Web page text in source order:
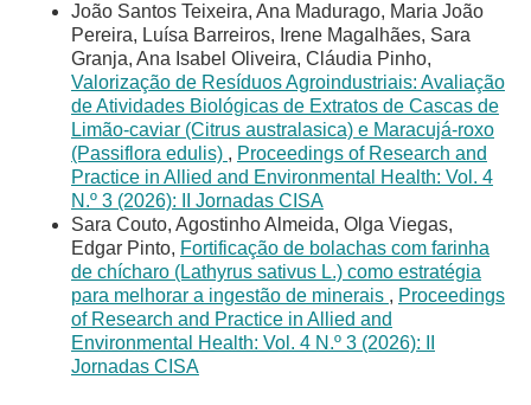
João Santos Teixeira, Ana Madurago, Maria João
Pereira, Luísa Barreiros, Irene Magalhães, Sara
Granja, Ana Isabel Oliveira, Cláudia Pinho,
Valorização de Resíduos Agroindustriais: Avaliação
de Atividades Biológicas de Extratos de Cascas de
Limão-caviar (Citrus australasica) e Maracujá-roxo
(Passiflora edulis) , Proceedings of Research and
Practice in Allied and Environmental Health: Vol. 4
N.º 3 (2026): II Jornadas CISA
Sara Couto, Agostinho Almeida, Olga Viegas,
Edgar Pinto, Fortificação de bolachas com farinha
de chícharo (Lathyrus sativus L.) como estratégia
para melhorar a ingestão de minerais , Proceedings
of Research and Practice in Allied and
Environmental Health: Vol. 4 N.º 3 (2026): II
Jornadas CISA